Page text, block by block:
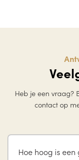
Heb je een vraag?
contact op
Hoe hoog is